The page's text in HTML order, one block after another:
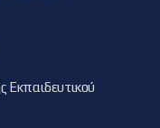
Εκπαιδευτικού